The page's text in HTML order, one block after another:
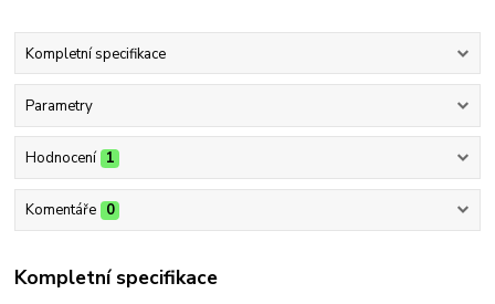
Kompletní specifikace
Parametry
Hodnocení 1
Komentáře 0
Kompletní specifikace